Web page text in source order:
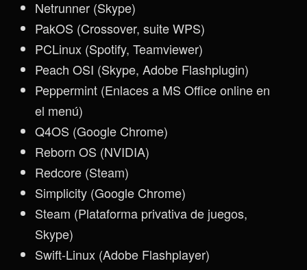
Netrunner (Skype)
PakOS (Crossover, suite WPS)
PCLinux (Spotify, Teamviewer)
Peach OSI (Skype, Adobe Flashplugin)
Peppermint (Enlaces a MS Office online en
el menú)
Q4OS (Google Chrome)
Reborn OS (NVIDIA)
Redcore (Steam)
Simplicity (Google Chrome)
Steam (Plataforma privativa de juegos,
Skype)
Swift-Linux (Adobe Flashplayer)